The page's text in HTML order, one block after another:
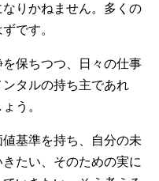
りかねません。多くの
です。
保ちつつ、日々の仕事
タルの持ち主であれ
う。
基準を持ち、自分の未
たい、そのための実に